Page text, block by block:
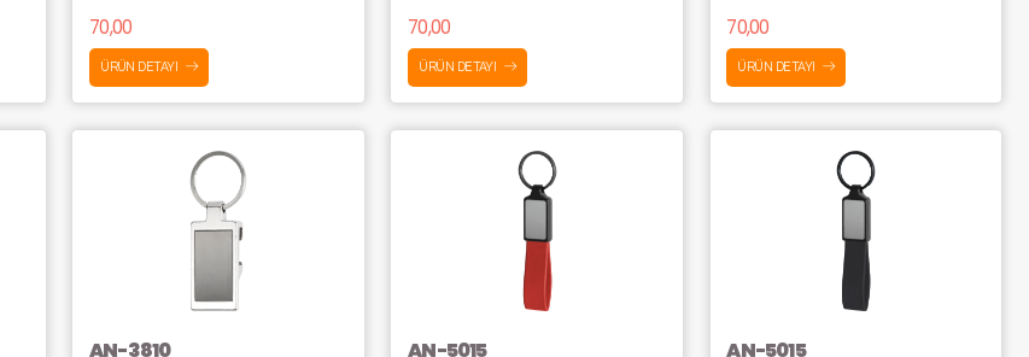
70,00
ÜRÜN DETAYI
70,00
ÜRÜN DETAYI
70,00
ÜRÜN DETAYI
AN-3810
AN-5015
AN-5015